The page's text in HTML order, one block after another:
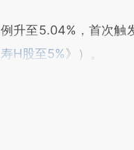
例升至5.04%，首次触
寿H股至5%》）。